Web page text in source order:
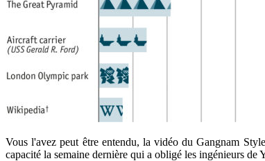
Vous l'avez peut être entendu, la vidéo du Gangnam
capacité la semaine dernière qui a obligé les ingénieurs de